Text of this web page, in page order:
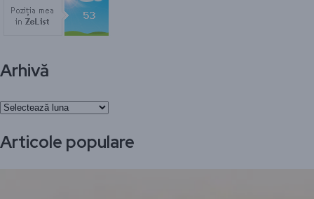
Arhivă
Arhivă
Articole populare